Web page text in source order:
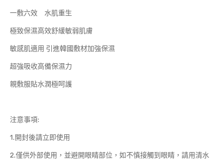
一敷六效 水肌重生
極致保濕高效舒緩敏弱肌膚
敏感肌適用 引進韓國敷材加強保濕
超強吸收高備保濕力
親敷服貼水潤極呵護
注意事項:
1.開封後請立即使用
2.僅供外部使用，並避開眼睛部位，如不慎接觸到眼睛，請用清水